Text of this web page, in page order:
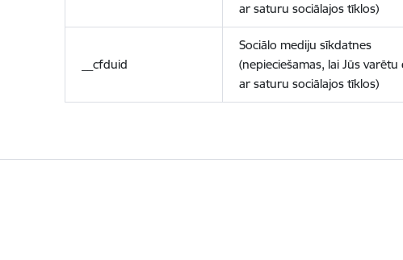
ar saturu sociālajos tīklos)
__cfduid
Sociālo mediju sīkdatnes
(nepieciešamas, lai Jūs varētu
ar saturu sociālajos tīklos)